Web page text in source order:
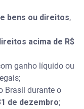
bens ou direitos,
acima de R$
ganho líquido ou
Brasil durante o
de dezembro;